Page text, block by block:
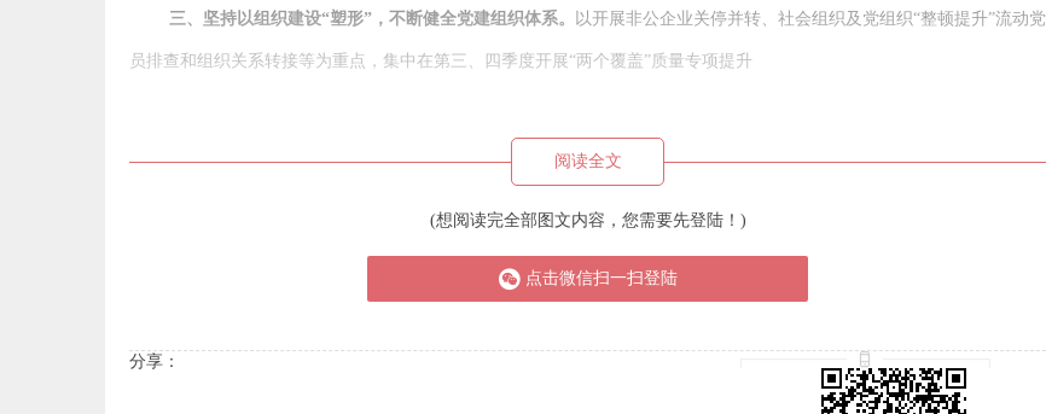
三、坚持以组织建设“塑形”，不断健全党建组织体系。 以开展非公企业关停并转、社会组织及党组织“整顿提升”流动党
员排查和组织关系转接等为重点，集中在第三、四季度开展“两个覆盖”质量专项提升
阅读全文
(想阅读完全部图文内容，您需要先登陆！)
点击微信扫一扫登陆
分享：